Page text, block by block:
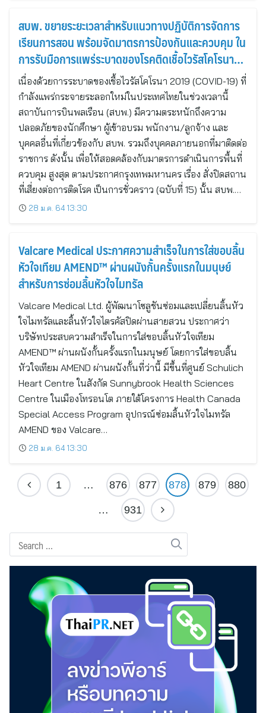
สบพ. ขยายระยะเวลาสำหรับแนวทางปฏิบัติการจัดการ
เรียนการสอน พร้อมจัดมาตรการป้องกันและควบคุม ใน
การรับมือการแพร่ระบาดของโรคติดเชื้อไวรัสโคโรนา
2019
เนื่องด้วยการระบาดของเชื้อไวรัสโคโรนา 2019 (COVID-19) ที่
กำลังแพร่กระจายระลอกใหม่ในประเทศไทยในช่วงเวลานี้
สถาบันการบินพลเรือน (สบพ.) มีความตระหนักถึงความ
ปลอดภัยของนักศึกษา ผู้เข้าอบรม พนักงาน/ลูกจ้าง และ
บุคคลอื่นที่เกี่ยวข้องกับ สบพ. รวมถึงบุคคลภายนอกที่มาติดต่อ
ราชการ ดังนั้น เพื่อให้สอดคล้องกับมาตรการดำเนินการพื้นที่
ควบคุม สูงสุด ตามประกาศกรุงเทพมหานคร เรื่อง สั่งปิดสถาน
ที่เสี่ยงต่อการติดโรค เป็นการชั่วคราว (ฉบับที่ 15) นั้น สบพ.…
28 ม.ค. 64 13:30
Valcare Medical ประกาศความสำเร็จในการใส่ขอบลิ้น
หัวใจเทียม AMEND™ ผ่านผนังกั้นครั้งแรกในมนุษย์
สำหรับการซ่อมลิ้นหัวใจไมทรัล
Valcare Medical Ltd. ผู้พัฒนาโซลูชันซ่อมและเปลี่ยนลิ้นหัว
ใจไมทรัลและลิ้นหัวใจไตรคัสปิดผ่านสายสวน ประกาศว่า
บริษัทประสบความสำเร็จในการใส่ขอบลิ้นหัวใจเทียม
AMEND™ ผ่านผนังกั้นครั้งแรกในมนุษย์ โดยการใส่ขอบลิ้น
หัวใจเทียม AMEND ผ่านผนังกั้นที่ว่านี้ มีขึ้นที่ศูนย์ Schulich
Heart Centre ในสังกัด Sunnybrook Health Sciences
Centre ในเมืองโทรอนโต ภายใต้โครงการ Health Canada
Special Access Program อุปกรณ์ซ่อมลิ้นหัวใจไมทรัล
AMEND ของ Valcare…
28 ม.ค. 64 13:30
1 … 876 877 878 879 880
… 931